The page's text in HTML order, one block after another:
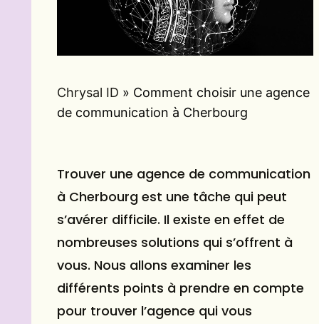
Chrysal ID » Comment choisir une agence
de communication à Cherbourg
Trouver une agence de communication
à Cherbourg est une tâche qui peut
s’avérer difficile. Il existe en effet de
nombreuses solutions qui s’offrent à
vous. Nous allons examiner les
différents points à prendre en compte
pour trouver l’agence qui vous